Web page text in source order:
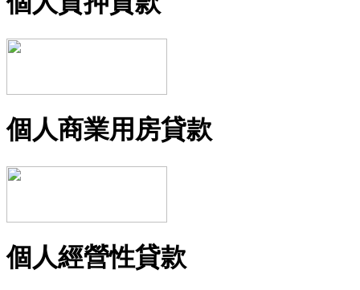
個人商業用房貸款
個人經營性貸款